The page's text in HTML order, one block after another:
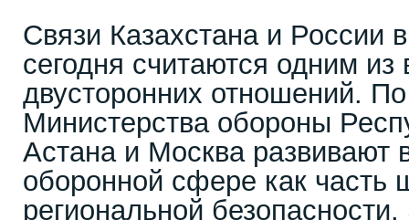
Связи Казахстана и России
сегодня считаются одним
двусторонних отношений.
Министерства обороны
Астана и Москва развивают
оборонной сфере как часть
региональной